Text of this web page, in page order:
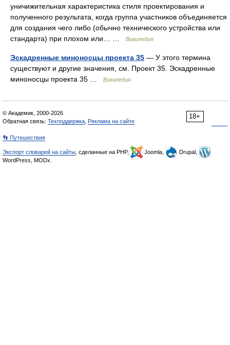
уничижительная характеристика стиля проектирования и
полученного результата, когда группа участников объединяется
для создания чего либо (обычно технического устройства или
стандарта) при плохом или… …
Википедия
Эскадренные миноносцы проекта 35 — У этого термина
существуют и другие значения, см. Проект 35. Эскадренные
миноносцы проекта 35 …
Википедия
18+
© Академик, 2000-2026
Обратная связь: Техподдержка Реклама на сайте
👣 Путешествия
Экспорт словарей на сайты , сделанные на PHP, Joomla,
Drupal,
WordPress, MODx.